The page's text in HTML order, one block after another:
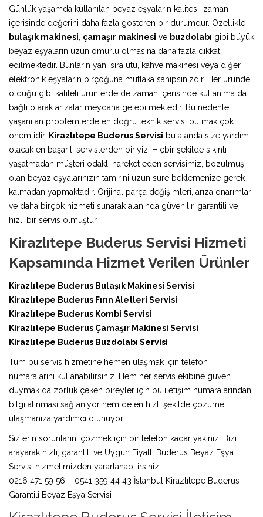
Günlük yaşamda kullanılan beyaz eşyaların kalitesi, zaman
içerisinde değerini daha fazla gösteren bir durumdur. Özellikle
bulaşık makinesi çamaşır makinesi ve buzdolabı gibi büyük
beyaz eşyaların uzun ömürlü olmasına daha fazla dikkat
edilmektedir. Bunların yanı sıra ütü, kahve makinesi veya diğer
elektronik eşyaların birçoğuna mutlaka sahipsinizdir. Her üründe
olduğu gibi kaliteli ürünlerde de zaman içerisinde kullanıma da
bağlı olarak arızalar meydana gelebilmektedir. Bu nedenle
yaşanılan problemlerde en doğru teknik servisi bulmak çok
önemlidir. Kirazlıtepe Buderus Servisi bu alanda size yardım
olacak en başarılı servislerden biriyiz. Hiçbir şekilde sıkıntı
yaşatmadan müşteri odaklı hareket eden servisimiz, bozulmuş
olan beyaz eşyalarınızın tamirini uzun süre beklemenize gerek
kalmadan yapmaktadır. Orijinal parça değişimleri, arıza onarımları
ve daha birçok hizmeti sunarak alanında güvenilir, garantili ve
hızlı bir servis olmuştur.
Kirazlıtepe Buderus Servisi Hizmeti
Kapsamında Hizmet Verilen Ürünler
Kirazlıtepe Buderus Bulaşık Makinesi Servisi
Kirazlıtepe Buderus Fırın Aletleri Servisi
Kirazlıtepe Buderus Kombi Servisi
Kirazlıtepe Buderus Çamaşır Makinesi Servisi
Kirazlıtepe Buderus Buzdolabı Servisi
Tüm bu servis hizmetine hemen ulaşmak için telefon
numaralarını kullanabilirsiniz. Hem her servis ekibine güven
duymak da zorluk çeken bireyler için bu iletişim numaralarından
bilgi alınması sağlanıyor hem de en hızlı şekilde çözüme
ulaşmanıza yardımcı olunuyor.
Sizlerin sorunlarını çözmek için bir telefon kadar yakınız. Bizi
arayarak hızlı, garantili ve Uygun Fiyatlı Buderus Beyaz Eşya
Servisi hizmetimizden yararlanabilirsiniz.
0216 471 59 56 – 0541 359 44 43 İstanbul Kirazlıtepe Buderus
Garantili Beyaz Eşya Servisi